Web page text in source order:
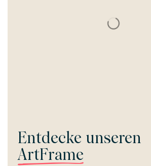
Entdecke unseren
ArtFrame